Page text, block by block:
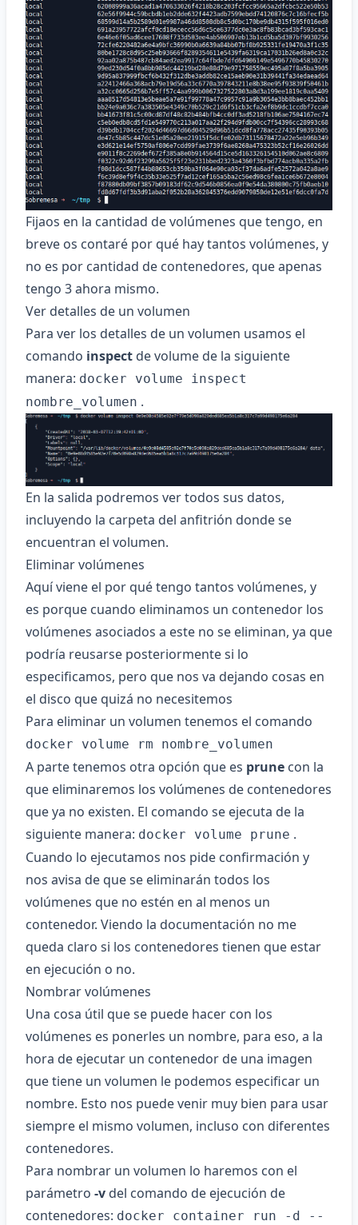
Fijaos en la cantidad de volúmenes que tengo, en
breve os contaré por qué hay tantos volúmenes, y
no es por cantidad de contenedores, que apenas
tengo 3 ahora mismo.
Ver detalles de un volumen
Para ver los detalles de un volumen usamos el
comando inspect de volume de la siguiente
manera: docker volume inspect
nombre_volumen .
En la salida podremos ver todos sus datos,
incluyendo la carpeta del anfitrión donde se
encuentran el volumen.
Eliminar volúmenes
Aquí viene el por qué tengo tantos volúmenes, y
es porque cuando eliminamos un contenedor los
volúmenes asociados a este no se eliminan, ya que
podría reusarse posteriormente si lo
especificamos, pero que nos va dejando cosas en
el disco que quizá no necesitemos
Para eliminar un volumen tenemos el comando
docker volume rm nombre_volumen
A parte tenemos otra opción que es prune con la
que eliminaremos los volúmenes de contenedores
que ya no existen. El comando se ejecuta de la
siguiente manera: docker volume prune .
Cuando lo ejecutamos nos pide confirmación y
nos avisa de que se eliminarán todos los
volúmenes que no estén en al menos un
contenedor. Viendo la documentación no me
queda claro si los contenedores tienen que estar
en ejecución o no.
Nombrar volúmenes
Una cosa útil que se puede hacer con los
volúmenes es ponerles un nombre, para eso, a la
hora de ejecutar un contenedor de una imagen
que tiene un volumen le podemos especificar un
nombre. Esto nos puede venir muy bien para usar
siempre el mismo volumen, incluso con diferentes
contenedores.
Para nombrar un volumen lo haremos con el
parámetro -v del comando de ejecución de
contenedores: docker container run -d --